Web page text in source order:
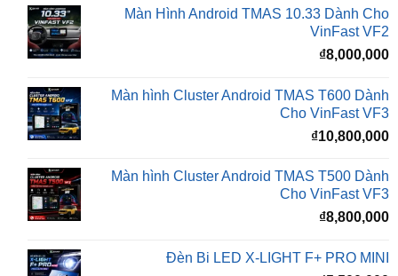
₫8,000,000
Màn hình Cluster Android TMAS T600 Dành
₫10,800,000
Màn hình Cluster Android TMAS T500 Dành
Cho VinFast VF3
₫8,800,000
Đèn Bi LED X-LIGHT F+ PRO MINI